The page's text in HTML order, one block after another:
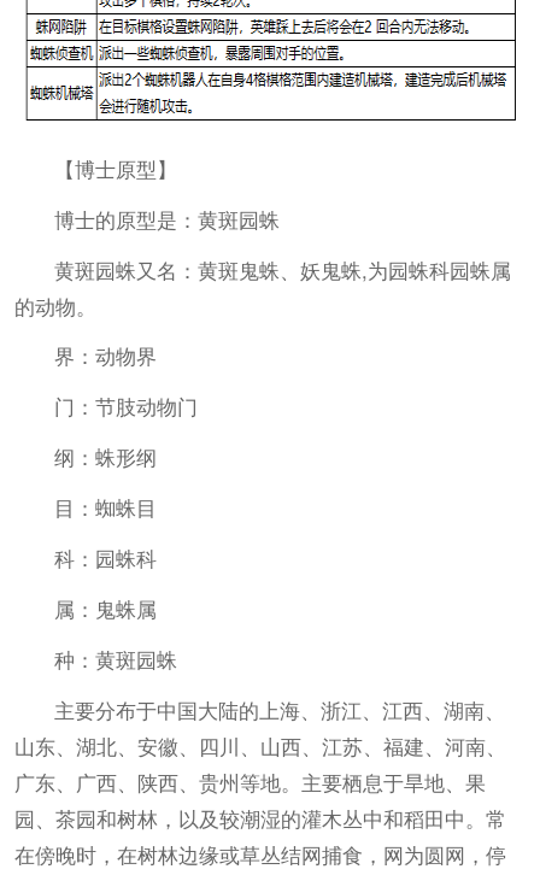
【博士原型】
博士的原型是：黄斑园蛛
黄斑园蛛又名：黄斑鬼蛛、妖鬼蛛,为园蛛科园蛛属
的动物。
界：动物界
门：节肢动物门
纲：蛛形纲
目：蜘蛛目
科：园蛛科
属：鬼蛛属
种：黄斑园蛛
主要分布于中国大陆的上海、浙江、江西、湖南、
山东、湖北、安徽、四川、山西、江苏、福建、河南、
广东、广西、陕西、贵州等地。主要栖息于旱地、果
园、茶园和树林，以及较潮湿的灌木丛中和稻田中。常
在傍晚时，在树林边缘或草丛结网捕食，网为圆网，停